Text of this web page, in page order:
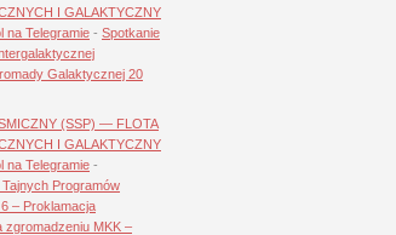
I GALAKTYCZNY
na Telegramie - Spotkanie
Galaktycznej 20
(SSP) — FLOTA
I GALAKTYCZNY
na Telegramie -
Programów
– Proklamacja
zgromadzeniu MKK –